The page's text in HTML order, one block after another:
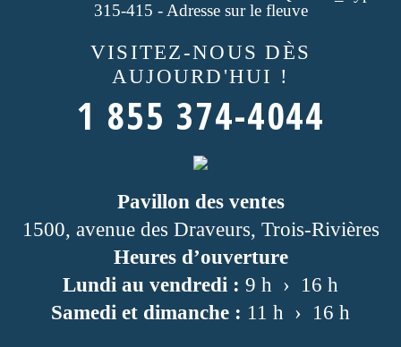
VISITEZ-NOUS DÈS
AUJOURD'HUI !
1 855 374-4044
Pavillon des ventes
1500, avenue des Draveurs, Trois-Rivières
Heures d’ouverture
Lundi au vendredi : 9 h › 16 h
Samedi et dimanche : 11 h › 16 h